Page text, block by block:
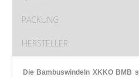
PACKUNG
HERSTELLER
Die Bambuswindeln XKKO BMB